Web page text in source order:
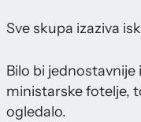
Sve skupa izaziva
Bilo bi
ministarske fotelje,
ogledalo.